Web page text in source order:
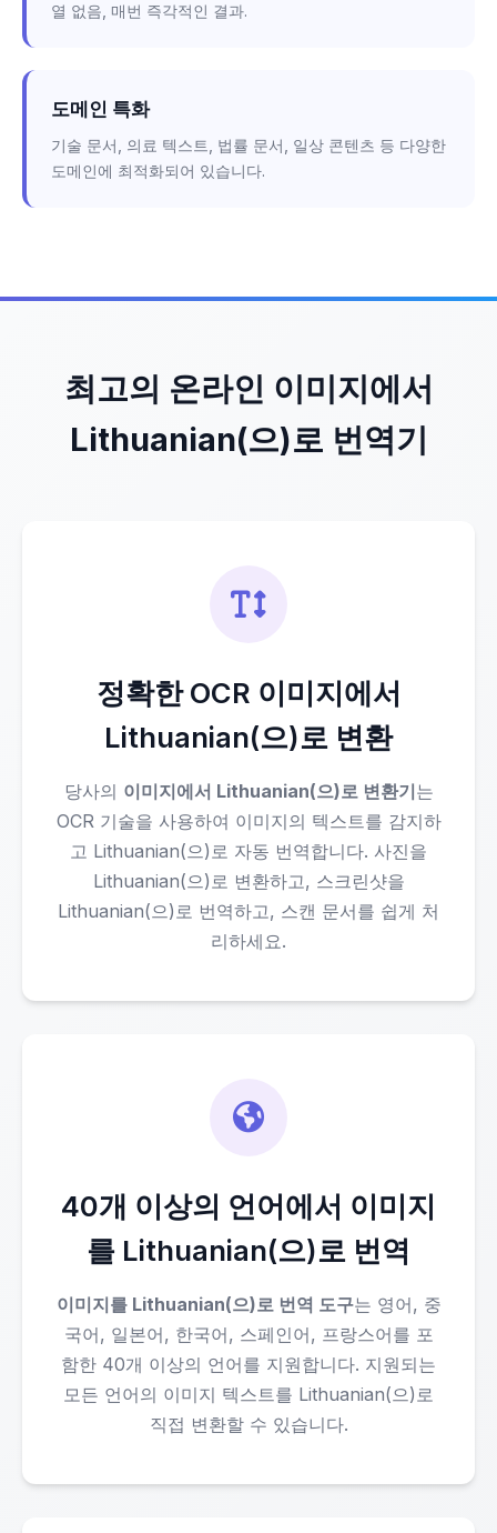
열 없음, 매번 즉각적인 결과.
도메인 특화
기술 문서, 의료 텍스트, 법률 문서, 일상 콘텐츠 등 다양한
도메인에 최적화되어 있습니다.
최고의 온라인 이미지에서
Lithuanian(으)로 번역기
정확한 OCR 이미지에서
Lithuanian(으)로 변환
당사의 이미지에서 Lithuanian(으)로 변환기는
OCR 기술을 사용하여 이미지의 텍스트를 감지하
고 Lithuanian(으)로 자동 번역합니다. 사진을
Lithuanian(으)로 변환하고, 스크린샷을
Lithuanian(으)로 번역하고, 스캔 문서를 쉽게 처
리하세요.
40개 이상의 언어에서 이미지
를 Lithuanian(으)로 번역
이미지를 Lithuanian(으)로 번역 도구는 영어, 중
국어, 일본어, 한국어, 스페인어, 프랑스어를 포
함한 40개 이상의 언어를 지원합니다. 지원되는
모든 언어의 이미지 텍스트를 Lithuanian(으)로
직접 변환할 수 있습니다.